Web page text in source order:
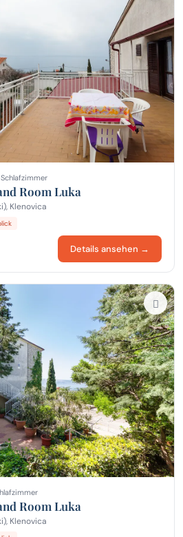
Schlafzimmer
Room Luka
Klenovica
Details ansehen →
Room Luka
Klenovica